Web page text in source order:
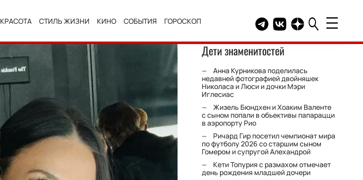
КРАСОТА СТИЛЬ ЖИЗНИ КИНО СОБЫТИЯ ГОРОСКОП Telegram канал HELLO
Группа HELLO
Канал HELLO в
Дети знаменитостей
Анна Курникова поделилась
недавней фотографией двойняшек
Николаса и Люси и дочки Мэри
Иглесиас
Жизель Бюндхен и Хоаким Валенте
с сыном попали в объективы папарацци
в аэропорту Рио
Ричард Гир посетил чемпионат мира
по футболу 2026 со старшим сыном
Гомером и супругой Алехандрой
Кети Топурия с размахом отмечает
день рождения младшей дочери